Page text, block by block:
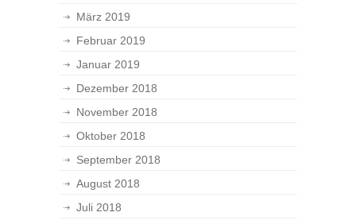
März 2019
Februar 2019
Januar 2019
Dezember 2018
November 2018
Oktober 2018
September 2018
August 2018
Juli 2018